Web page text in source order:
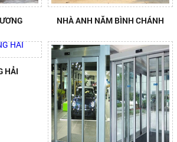
NHÀ ANH NĂM BÌNH CHÁNH
HẢI